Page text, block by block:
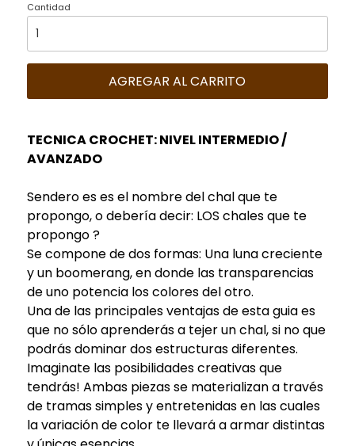
Cantidad
AGREGAR AL CARRITO
TECNICA CROCHET: NIVEL INTERMEDIO /
AVANZADO
Sendero es es el nombre del chal que te
propongo, o debería decir: LOS chales que te
propongo ?
Se compone de dos formas: Una luna creciente
y un boomerang, en donde las transparencias
de uno potencia los colores del otro.
Una de las principales ventajas de esta guia es
que no sólo aprenderás a tejer un chal, si no que
podrás dominar dos estructuras diferentes.
Imaginate las posibilidades creativas que
tendrás! Ambas piezas se materializan a través
de tramas simples y entretenidas en las cuales
la variación de color te llevará a armar distintas